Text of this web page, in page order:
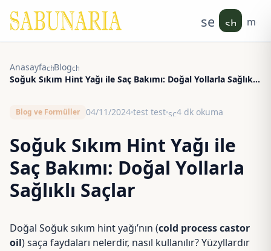
search
Anasayfachevron_right
Blogchevron_right
Soğuk Sıkım Hint Yağı ile Saç Bakımı: Doğal Yollarla Sağlıklı
Blog ve Formüller 04/11/2024 test test schedule
4 dk okuma
Soğuk Sıkım Hint Yağı ile
Saç Bakımı: Doğal Yollarla
Sağlıklı Saçlar
Doğal Soğuk sıkım hint yağı’nın (cold process castor
oil) saça faydaları nelerdir, nasıl kullanılır? Yüzyllardır